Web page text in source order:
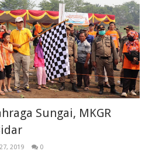
Sungai, MKGR
2019 0